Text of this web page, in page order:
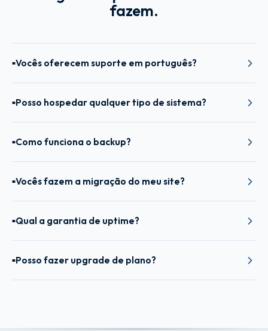
fazem.
■Vocês oferecem suporte em português?
■Posso hospedar qualquer tipo de sistema?
■Como funciona o backup?
■Vocês fazem a migração do meu site?
■Qual a garantia de uptime?
■Posso fazer upgrade de plano?